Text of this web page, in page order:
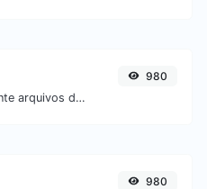
Converta facilmente arquivos de imagem ICO para PNG.
980
980